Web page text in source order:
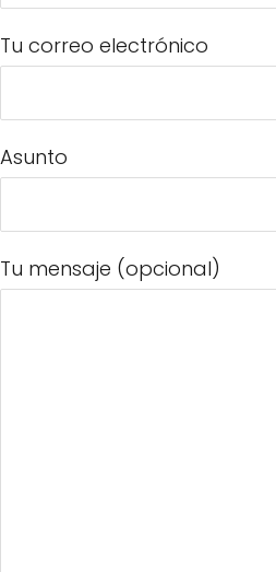
Tu correo electrónico
Asunto
Tu mensaje (opcional)